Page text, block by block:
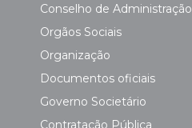
Conselho de Administração
Orgãos Sociais
Organização
Documentos oficiais
Governo Societário
Contratação Pública